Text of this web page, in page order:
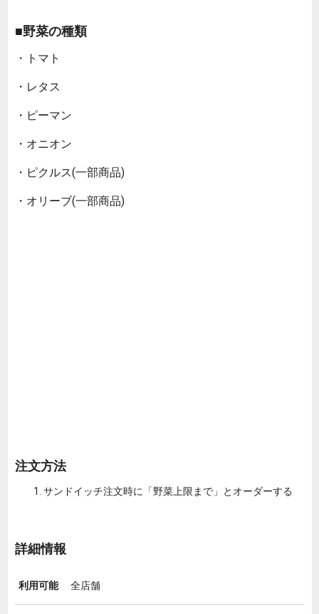
■野菜の種類
・トマト
・レタス
・ピーマン
・オニオン
・ピクルス(一部商品)
・オリーブ(一部商品)
注文方法
サンドイッチ注文時に「野菜上限まで」とオーダーする
詳細情報
利用可能 全店舗